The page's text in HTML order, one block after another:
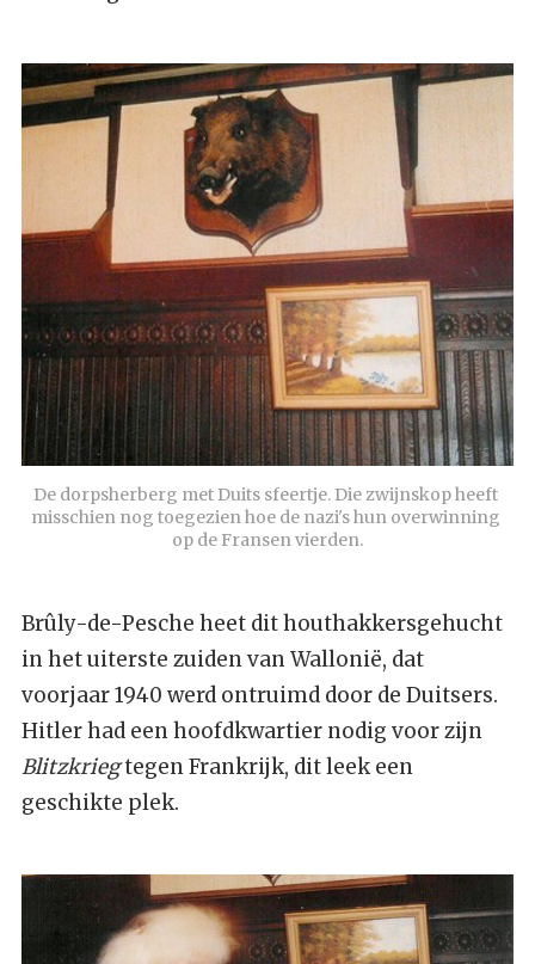
De dorpsherberg met Duits sfeertje. Die zwijnskop heeft
misschien nog toegezien hoe de nazi's hun overwinning
op de Fransen vierden.
Brûly-de-Pesche heet dit houthakkersgehucht
in het uiterste zuiden van Wallonië, dat
voorjaar 1940 werd ontruimd door de Duitsers.
Hitler had een hoofdkwartier nodig voor zijn
Blitzkriegtegen Frankrijk, dit leek een
geschikte plek.